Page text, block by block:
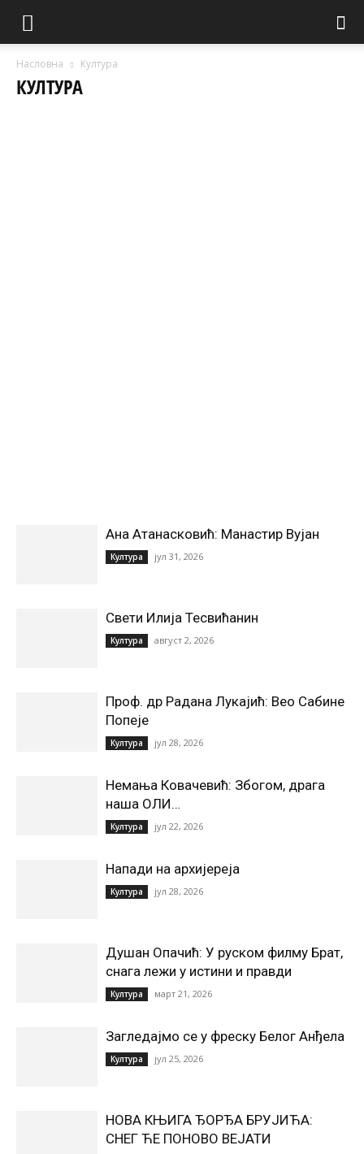
Насловна Култура
КУЛТУРА
Ана Атанасковић: Манастир Вујан
Култура јул 31, 2026
Свети Илија Тесвићанин
Култура август 2, 2026
Проф. др Радана Лукајић: Вео Сабине
Попеје
Култура јул 28, 2026
Немања Ковачевић: Збогом, драга
наша ОЛИ…
Култура јул 22, 2026
Напади на архијереја
Култура јул 28, 2026
Душан Опачић: У руском филму Брат,
снага лежи у истини и правди
Култура март 21, 2026
Загледајмо се у фреску Белог Анђела
Култура јул 25, 2026
НОВА КЊИГА ЂОРЂА БРУЈИЋА:
СНЕГ ЋЕ ПОНОВО ВЕЈАТИ